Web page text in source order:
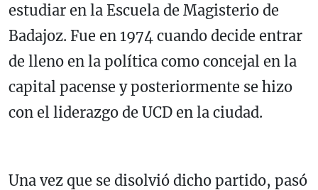
estudiar en la Escuela de Magisterio de
Badajoz. Fue en 1974 cuando decide entrar
de lleno en la política como concejal en la
capital pacense y posteriormente se hizo
con el liderazgo de UCD en la ciudad.
Una vez que se disolvió dicho partido, pasó